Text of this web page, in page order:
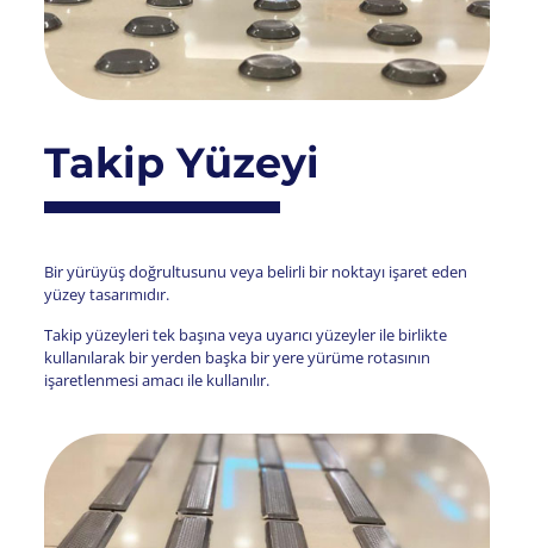
Takip Yüzeyi
Bir yürüyüş doğrultusunu veya belirli bir noktayı işaret eden
yüzey tasarımıdır.
Takip yüzeyleri tek başına veya uyarıcı yüzeyler ile birlikte
kullanılarak bir yerden başka bir yere yürüme rotasının
işaretlenmesi amacı ile kullanılır.